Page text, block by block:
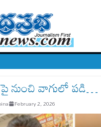
పై నుంచి వాగులో పడి…
February 2, 2026